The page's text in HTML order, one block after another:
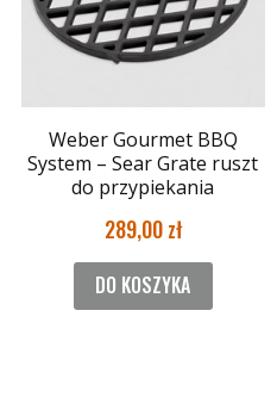
Weber Gourmet BBQ
System – Sear Grate ruszt
do przypiekania
289,00
DO KOSZYKA